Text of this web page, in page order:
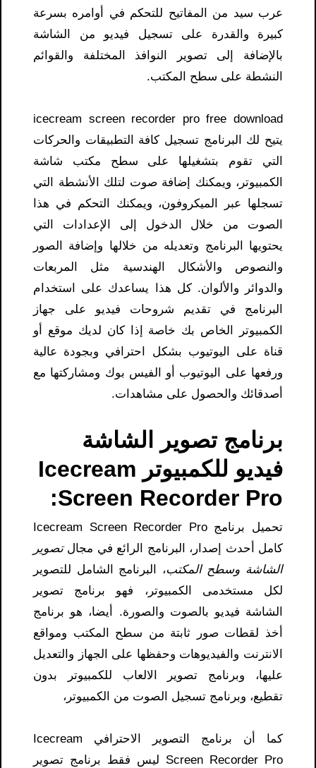
عرب سيد​ من المفاتيح للتحكم في أوامره بسرعة
كبيرة والقدرة على تسجيل فيديو من الشاشة
بالإضافة إلى تصوير النوافذ المختلفة والقوائم
النشطة على سطح المكتب.
يتيح لك البرنامج تسجيل كافة التطبيقات والحركات
التي تقوم بتشغيلها على سطح مكتب شاشة
الكمبيوتر، ويمكنك إضافة صوت لتلك الأنشطة التي
تسجلها عبر الميكروفون، ويمكنك التحكم في هذا
الصوت من خلال الدخول إلى الإعدادات التي
يحتويها البرنامج وتعديله من خلالها وإضافة الصور
والنصوص والأشكال الهندسية مثل المربعات
والدوائر والألوان. كل هذا يساعدك على استخدام
البرنامج في تقديم شروحات فيديو على جهاز
الكمبيوتر الخاص بك خاصة إذا كان لديك موقع أو
قناة على اليوتيوب بشكل احترافي وبجودة عالية
ورفعها على اليوتيوب أو الفيس بوك ومشاركتها مع
أصدقائك والحصول على مشاهدات.
برنامج تصوير الشاشة
فيديو للكمبيوتر Icecream
Screen Recorder Pro:
تحميل برنامج Icecream Screen Recorder Pro
كامل أحدث إصدار، البرنامج الرائع في مجال تصوير
الشاشة وسطح المكتب، البرنامج الشامل للتصوير
لكل مستخدمى الكمبيوتر، فهو برنامج تصوير
الشاشة فيديو بالصوت والصورة. أيضا، هو برنامج
أخذ لقطات صور ثابتة من سطح المكتب ومواقع
الانترنت والفيديوهات وحفظها على الجهاز والتعديل
عليها، وبرنامج تصوير الالعاب للكمبيوتر بدون
تقطيع، وبرنامج تسجيل الصوت من الكمبيوتر،
كما أن برنامج التصوير الاحترافي Icecream
Screen Recorder Pro ليس فقط برنامج تصوير